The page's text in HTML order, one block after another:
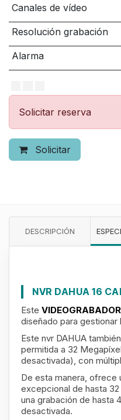
Canales de vídeo
Resolución grabación
Alarma
Solicitar reserva
Solicitar
DESCRIPCIÓN
NVR DAHUA 16
Este
diseñado para gestionar
Este nvr DAHUA
permitida a 32
desactivada), con
De esta manera, ofrece
excepcional de hasta
una grabación de hasta
desactivada.